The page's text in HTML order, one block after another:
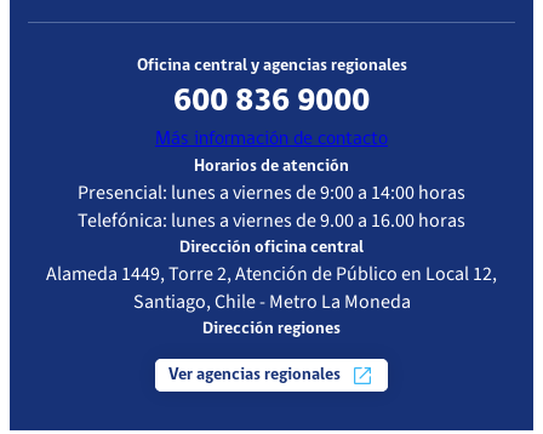
Oficina central y agencias regionales
600 836 9000
Más información de contacto
Horarios de atención
Presencial: lunes a viernes de 9:00 a 14:00 horas
Telefónica: lunes a viernes de 9.00 a 16.00 horas
Dirección oficina central
Alameda 1449, Torre 2, Atención de Público en Local 12,
Santiago, Chile - Metro La Moneda
Dirección regiones
Ver agencias regionales